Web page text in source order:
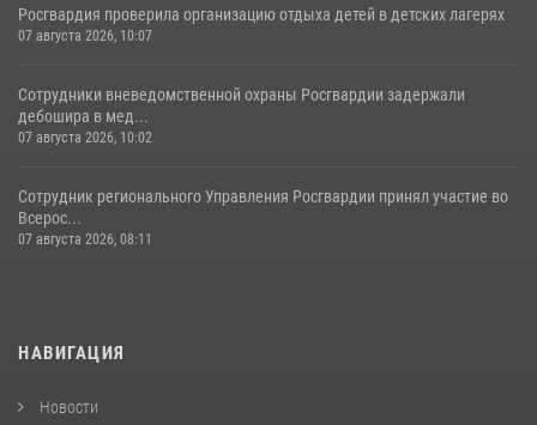
Росгвардия проверила организацию отдыха детей в детских лагерях
07 августа 2026, 10:07
Сотрудники вневедомственной охраны Росгвардии задержали
дебошира в мед...
07 августа 2026, 10:02
Сотрудник регионального Управления Росгвардии принял участие во
Всерос...
07 августа 2026, 08:11
НАВИГАЦИЯ
Новости